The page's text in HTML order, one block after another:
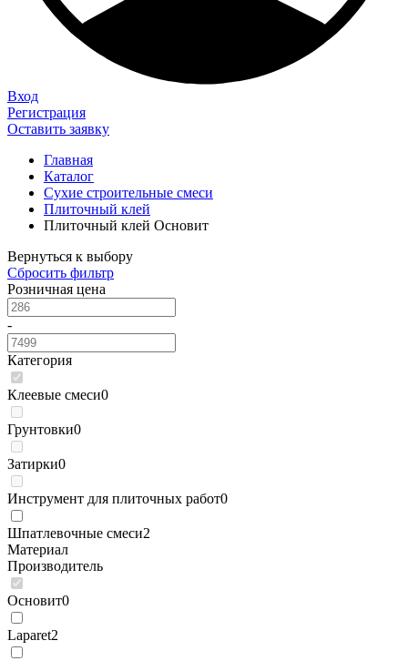
Вход
Регистрация
Оставить заявку
Главная
Каталог
Сухие строительные смеси
Плиточный клей
Плиточный клей Основит
Вернуться к выбору
Сбросить фильтр
Розничная цена
-
Категория
Клеевые смеси0
Грунтовки0
Затирки0
Инструмент для плиточных работ0
Шпатлевочные смеси2
Материал
Производитель
Основит0
Laparet2